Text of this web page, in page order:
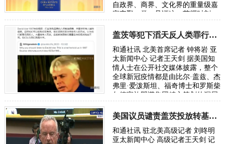
自政界、商界、文化界的重量级嘉
宾齐聚一堂，见证这一荣耀时刻。
约举办的华美协…
盖茨等犯下滔天反人类罪行：完整揭露深层政府策划实施病毒设计传播通信证据
和通社讯 北美首席记者 钟将岩 亚
太新闻中心 记者王天剑 据美国知
情人士在公开社交媒体披露，整个
全球新冠疫情都是由比尔·盖兹、杰
弗里·爱泼斯坦、福奇博士和罗斯柴
尔德家族阴谋集团精心策划的深层
露了…
美国议员谴责盖茨投放转基因蜱虫制造新疫情投资疫苗公司
和通社讯 驻北美高级记者 刘昸明
亚太新闻中心 高级记者王天剑 记